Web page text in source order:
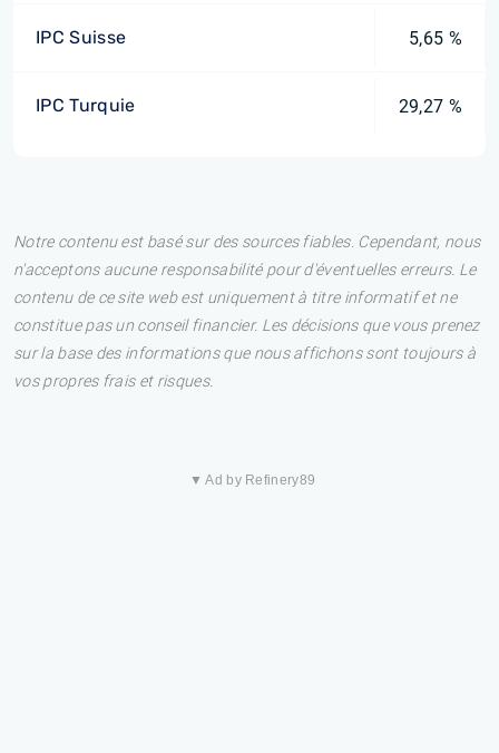
IPC Suisse 5,65 %
IPC Turquie 29,27 %
Notre contenu est basé sur des sources fiables. Cependant, nous
n'acceptons aucune responsabilité pour d'éventuelles erreurs. Le
contenu de ce site web est uniquement à titre informatif et ne
constitue pas un conseil financier. Les décisions que vous prenez
sur la base des informations que nous affichons sont toujours à
vos propres frais et risques.
▼ Ad by Refinery89